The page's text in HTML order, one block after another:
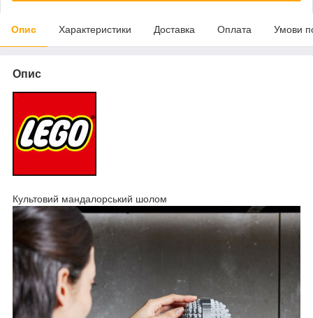
Опис Характеристики Доставка Оплата Умови
Опис
Культовий мандалорський шолом